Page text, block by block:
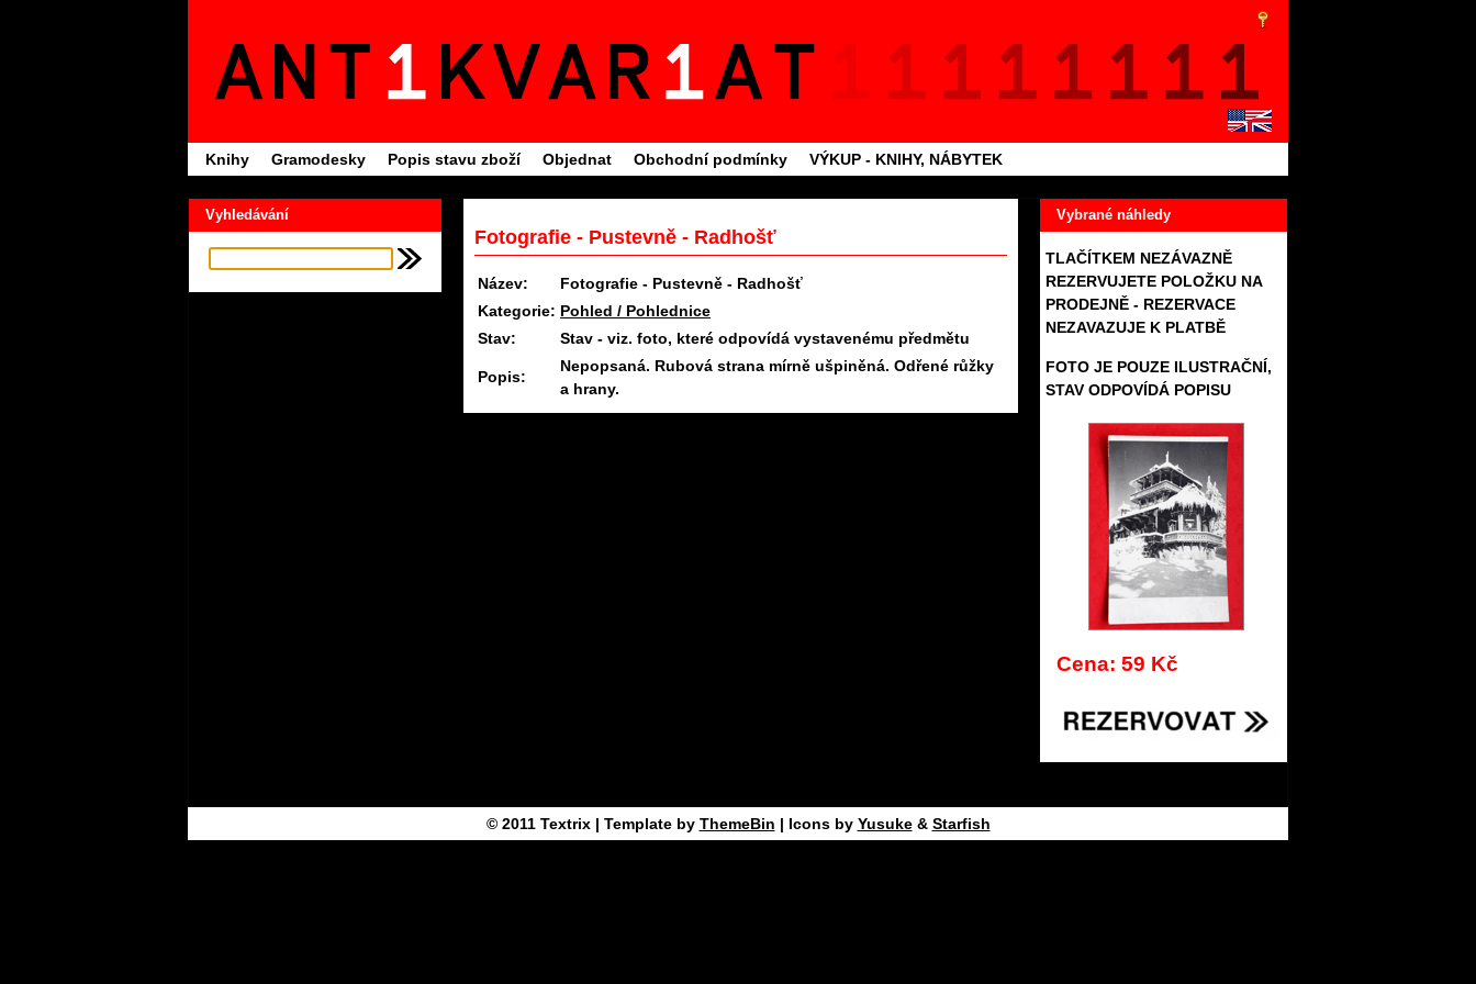
Knihy Gramodesky Popis stavu zboží Objednat Obchodní podmínky VÝKUP - KNIHY, NÁBYTEK
Vyhledávání Vybrané náhledy
TLAČÍTKEM NEZÁVAZNĚ
REZERVUJETE POLOŽKU NA
PRODEJNĚ - REZERVACE
NEZAVAZUJE K PLATBĚ
FOTO JE POUZE ILUSTRAČNÍ,
STAV ODPOVÍDÁ POPISU
Cena: 59 Kč
Fotografie - Pustevně - Radhošť
Název:
Fotografie - Pustevně - Radhošť
Kategorie: Pohled / Pohlednice
Stav:
Stav - viz. foto, které odpovídá vystavenému předmětu
Popis:
Nepopsaná. Rubová strana mírně ušpiněná. Odřené růžky
a hrany.
© 2011 Textrix| Template by ThemeBin | Icons by Yusuke& Starfish